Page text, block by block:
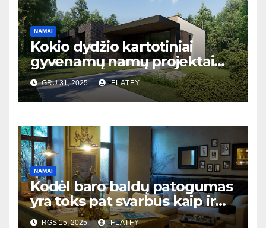
NAMAI
Kokio dydžio kartotiniai
gyvenamų namų projektai
populiariausi Lietuvoje?
GRU 31, 2025 FLATFY
NAMAI
Kodėl baro baldų patogumas
yra toks pat svarbus kaip ir
dizainas?
RGS 15, 2025 FLATFY